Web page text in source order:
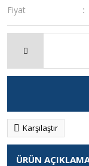
Fiyat
Karşılaştır
ÜRÜN